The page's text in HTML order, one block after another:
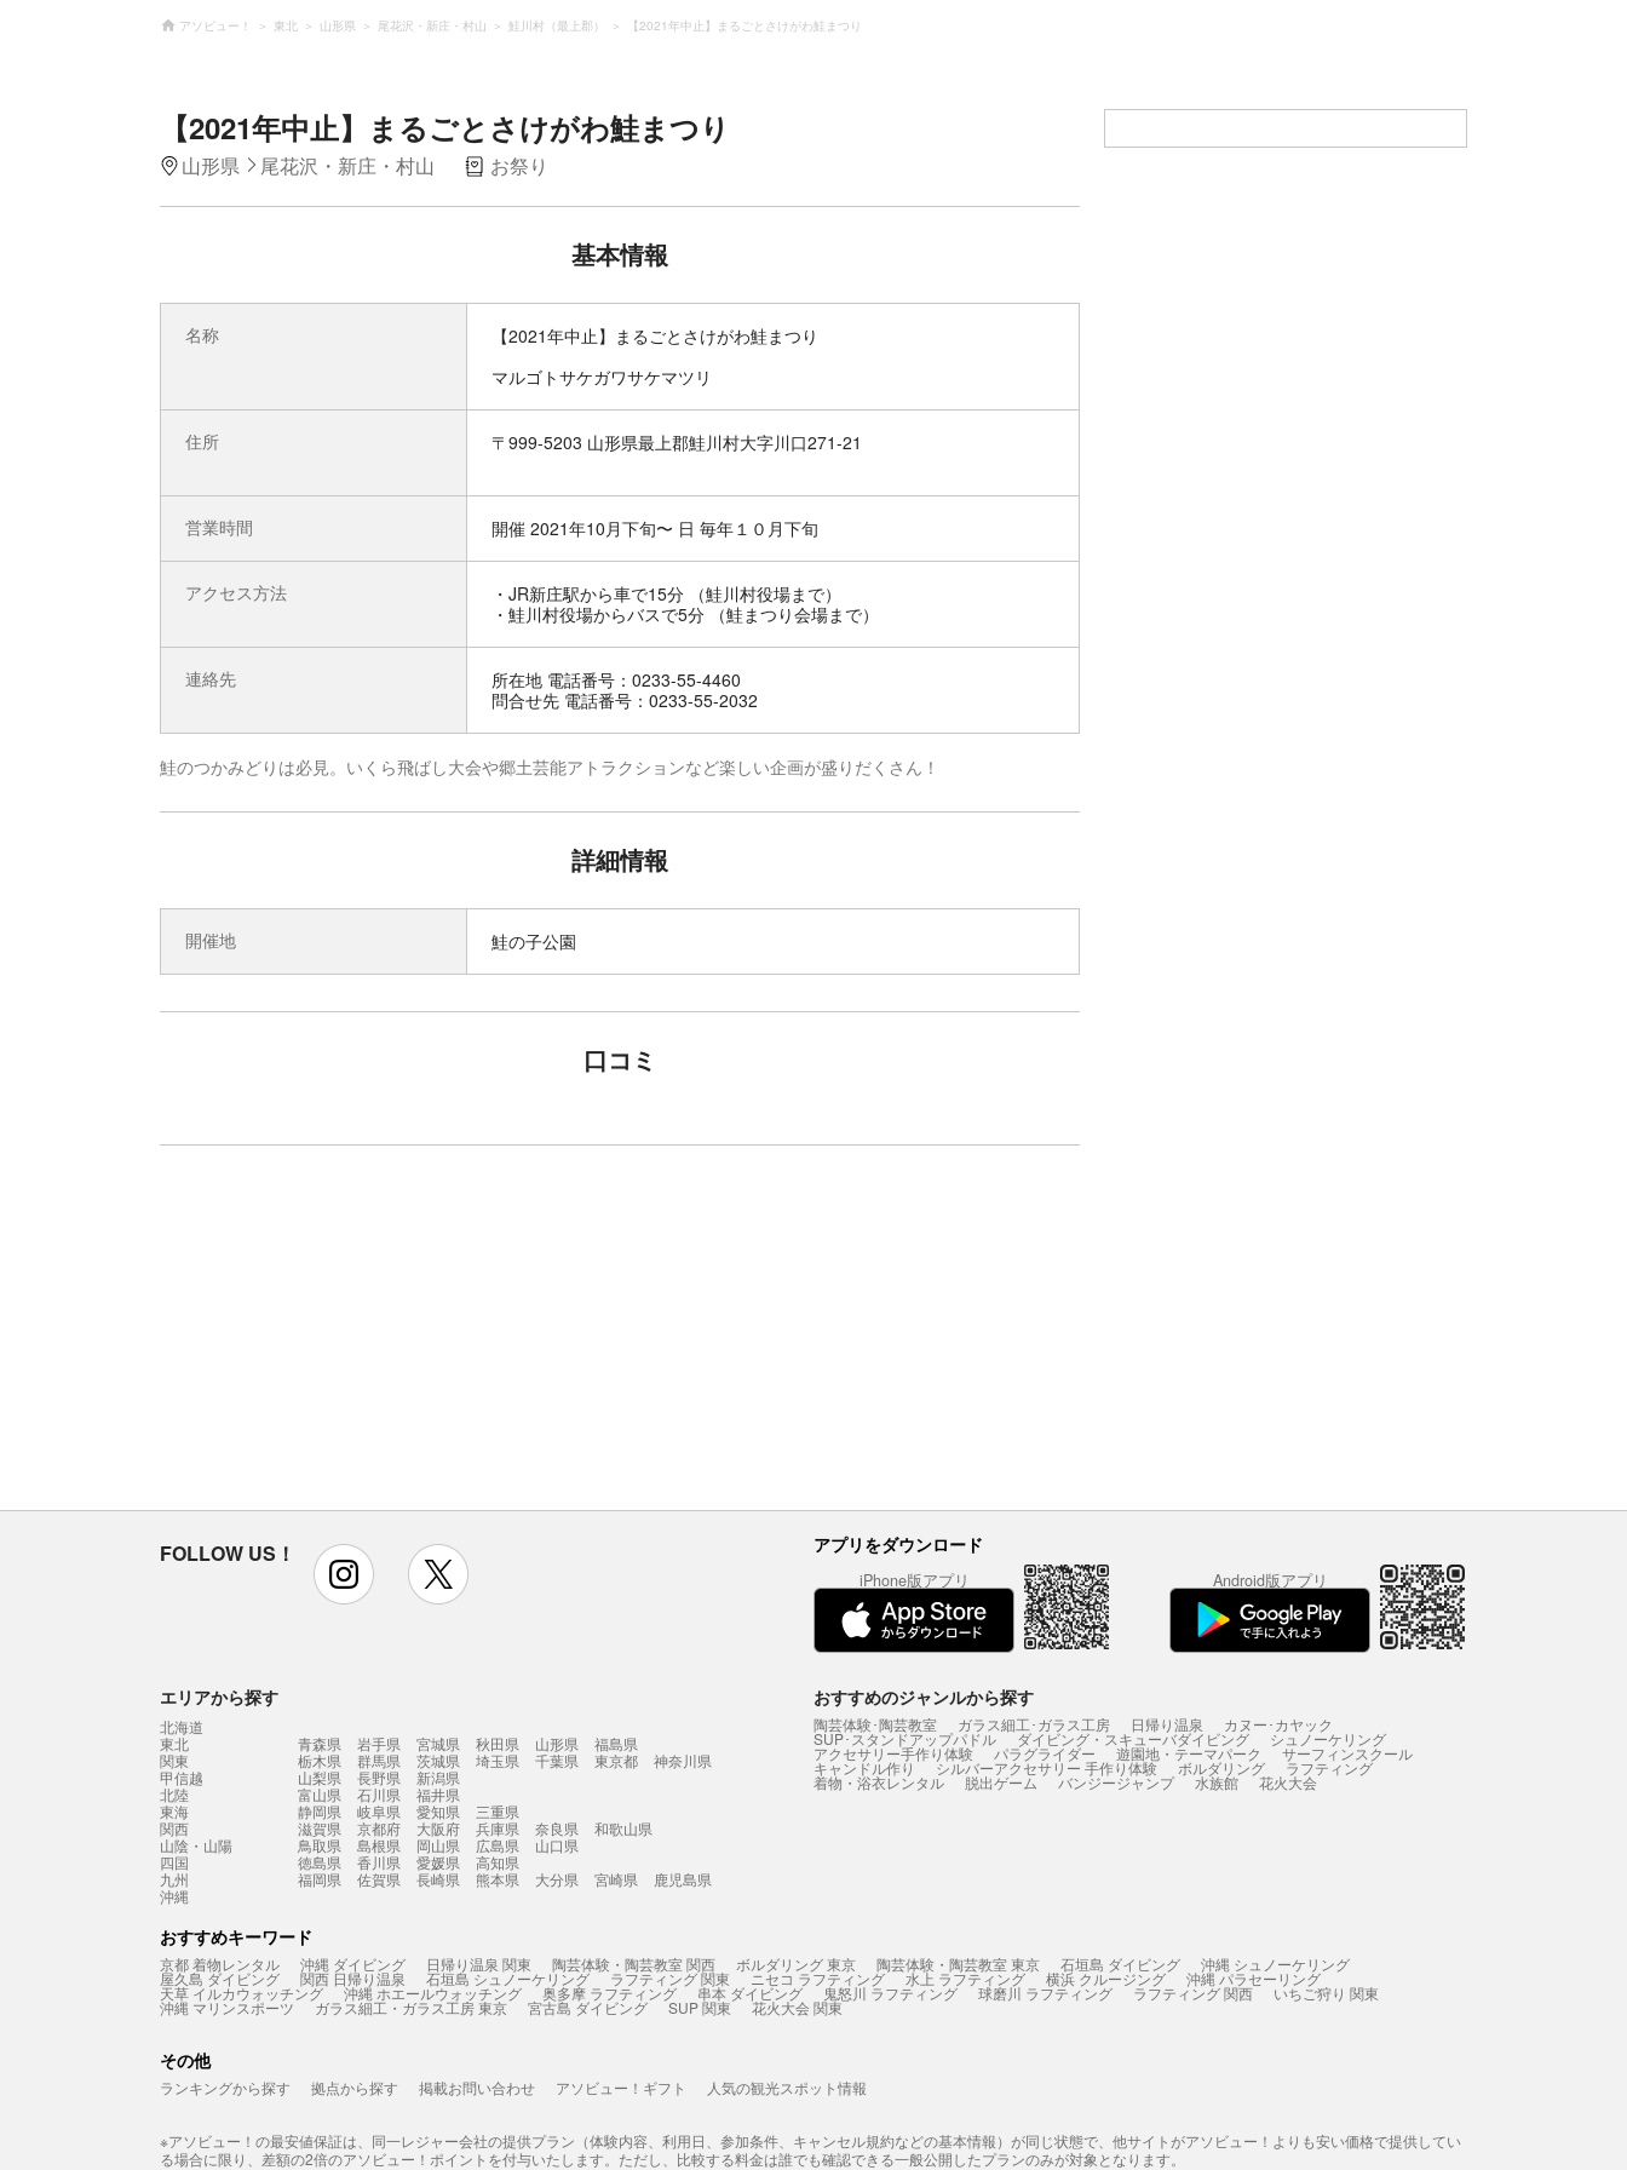
アソビュー！ 東北 山形県 尾花沢・新庄・村山 鮭川村（最上郡） 【2021年中止】まるごとさけがわ鮭まつり
【2021年中止】まるごとさけがわ鮭まつり
山形県 尾花沢・新庄・村山 お祭り
基本情報
名称
【2021年中止】まるごとさけがわ鮭まつり
マルゴトサケガワサケマツリ
住所 〒999-5203 山形県最上郡鮭川村大字川口271-21
営業時間 開催 2021年10月下旬〜 日 毎年１０月下旬
アクセス方法
・JR新庄駅から車で15分 （鮭川村役場まで）
・鮭川村役場からバスで5分 （鮭まつり会場まで）
連絡先
所在地 電話番号：0233-55-4460
問合せ先 電話番号：0233-55-2032
鮭のつかみどりは必見。いくら飛ばし大会や郷土芸能アトラクションなど楽しい企画が盛りだくさん！
詳細情報
開催地 鮭の子公園
口コミ
FOLLOW US！ instagram アプリをダウンロード
iPhone版アプリ Android版アプリ
エリアから探す
北海道
東北
青森県 岩手県 宮城県 秋田県 山形県
福島県
関東
栃木県 群馬県 茨城県 埼玉県 千葉県 東京都
神奈川県
甲信越
山梨県 長野県
新潟県
北陸
富山県 石川県
福井県
東海
静岡県 岐阜県 愛知県
三重県
関西
滋賀県 京都府 大阪府 兵庫県 奈良県
和歌山県
山陰・山陽
鳥取県 島根県 岡山県 広島県
山口県
四国
徳島県 香川県 愛媛県
高知県
九州
福岡県 佐賀県 長崎県 熊本県 大分県 宮崎県
鹿児島県
沖縄
おすすめのジャンルから探す
陶芸体験･陶芸教室 ガラス細工･ガラス工房 日帰り温泉 カヌー･カヤック
SUP･スタンドアップパドル ダイビング・スキューバダイビング シュノーケリング
アクセサリー手作り体験 パラグライダー 遊園地・テーマパーク サーフィンスクール
キャンドル作り シルバーアクセサリー 手作り体験 ボルダリング ラフティング
着物・浴衣レンタル 脱出ゲーム バンジージャンプ 水族館 花火大会
おすすめキーワード
京都 着物レンタル 沖縄 ダイビング 日帰り温泉 関東 陶芸体験・陶芸教室 関西 ボルダリング 東京 陶芸体験・陶芸教室 東京 石垣島 ダイビング 沖縄 シュノーケリング
屋久島 ダイビング 関西 日帰り温泉 石垣島 シュノーケリング ラフティング 関東 ニセコ ラフティング 水上 ラフティング 横浜 クルージング 沖縄 パラセーリング
天草 イルカウォッチング 沖縄 ホエールウォッチング 奥多摩 ラフティング 串本 ダイビング 鬼怒川 ラフティング 球磨川 ラフティング ラフティング 関西 いちご狩り 関東
沖縄 マリンスポーツ ガラス細工・ガラス工房 東京 宮古島 ダイビング SUP 関東 花火大会 関東
その他
ランキングから探す 拠点から探す 掲載お問い合わせ アソビュー！ギフト 人気の観光スポット情報
※アソビュー！の最安値保証は、同一レジャー会社の提供プラン（体験内容、利用日、参加条件、キャンセル規約などの基本情報）が同じ状態で、他サイトがアソビュー！よりも安い価格で提供してい
る場合に限り、差額の2倍のアソビュー！ポイントを付与いたします。ただし、比較する料金は誰でも確認できる一般公開したプランのみが対象となります。